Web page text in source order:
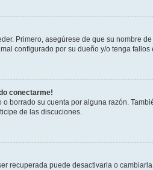
Primero, asegúrese de que su nombre
configurado por su dueño y/o tenga
conectarme!
borrado su cuenta por alguna razón.
de las discuciones.
recuperada puede desactivarla o